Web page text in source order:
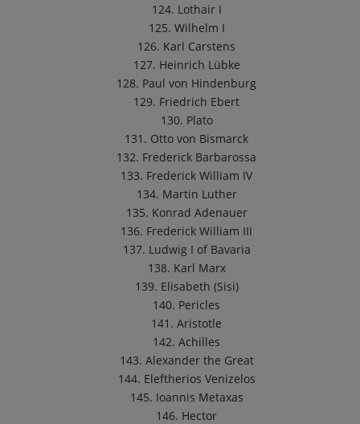
124. Lothair I
125. Wilhelm I
126. Karl Carstens
127. Heinrich Lübke
128. Paul von Hindenburg
129. Friedrich Ebert
130. Plato
131. Otto von Bismarck
132. Frederick Barbarossa
133. Frederick William IV
134. Martin Luther
135. Konrad Adenauer
136. Frederick William III
137. Ludwig I of Bavaria
138. Karl Marx
139. Elisabeth (Sisi)
140. Pericles
141. Aristotle
142. Achilles
143. Alexander the Great
144. Eleftherios Venizelos
145. Ioannis Metaxas
146. Hector